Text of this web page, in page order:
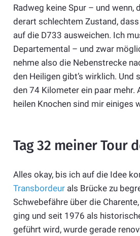
Radweg keine Spur – und wenn,
derart schlechtem Zustand,
auf die D733 ausweichen. Ich
Departemental – und zwar
nehme also die Nebenstrecke
den Heiligen gibt’s wirklich. Und
den 74 Kilometer ein paar mehr.
heilen Knochen sind mir einiges
Tag 32 meiner Tour
Alles okay, bis ich auf die Idee
Transbordeurals Brücke zu
Schwebefähre über die
ging und seit 1976 als
geführt wird, wurde gerade